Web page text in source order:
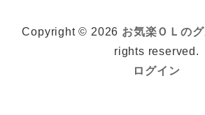
Copyright © 2026 お気楽ＯＬの
rights reserved.
ログイン